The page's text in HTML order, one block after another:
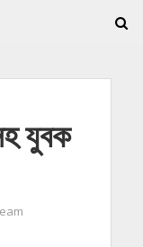
যুবক গ্রেফতার
যুবক